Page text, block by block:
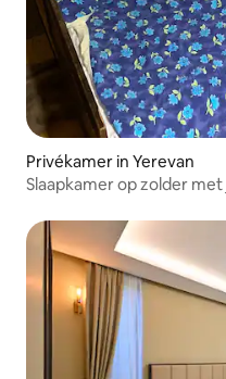
Privékamer in Yerevan
Slaapkamer op zolder